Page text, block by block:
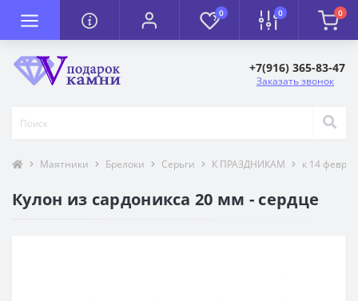
0 0 0
+7(916) 365-83-47
Заказать звонок
Маятники Брелоки Серьги К ПРАЗДНИКАМ к 14
Кулон из сардоникса 20 мм - сердце